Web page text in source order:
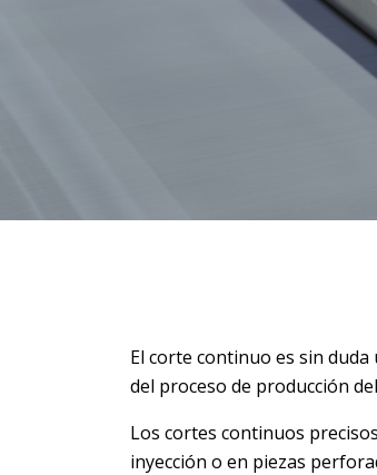
El corte continuo es sin
del proceso de producción
Los cortes continuos
inyección o en piezas